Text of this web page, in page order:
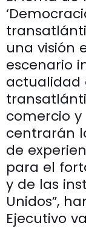
una visión
escenario
actualidad
comercio
centrarán
de
para el
y de las
Unidos”,
Ejecutivo